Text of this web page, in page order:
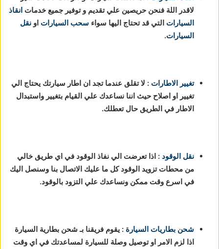
لاقدر اللة فنحن حريصين علي تقديم و توفير جميع خدمات انقاذ
السيارات التي قد تحتاج اليها سواء سحب السيارات او نقل
السيارات.
تغيير الاطارات : لا تقلق عندما تجد ان اطار سيارتك يحتاج الي
تغيير او اصلاح حيث اننا نساعدك علي القيام بتغيير واستبدال
الاطار في الطريق حال تعطلك.
نقل الوقود : اذا تعرضت الي نفاذ الوقود في اي طريق خالي
من محطات تزويد الوقود كل ما عليك الاتصال بنا وسنصل اليك
في اسرع وقت ممكن ونساعدك علي التزود بالوقود.
شحن بطاريات السيارة : يقوم فريقنا بـ شحن بطارية السيارة
اذا لزم الامر او توصيل وصلة للسيارة لمساعدتك في اي وقت